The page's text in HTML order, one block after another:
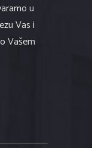
u
Vas i
Vašem